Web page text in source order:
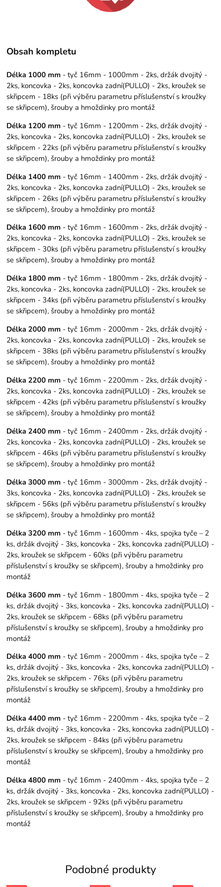
Obsah kompletu
Délka 1000 mm - tyč 16mm - 1000mm - 2ks, držák dvojitý -
2ks, koncovka - 2ks, koncovka zadní(PULLO) - 2ks, kroužek se
skřipcem - 18ks (při výběru parametru příslušenství s kroužky
se skřipcem), šrouby a hmoždinky pro montáž
Délka 1200 mm - tyč 16mm - 1200mm - 2ks, držák dvojitý -
2ks, koncovka - 2ks, koncovka zadní(PULLO) - 2ks, kroužek se
skřipcem - 22ks (při výběru parametru příslušenství s kroužky
se skřipcem), šrouby a hmoždinky pro montáž
Délka 1400 mm - tyč 16mm - 1400mm - 2ks, držák dvojitý -
2ks, koncovka - 2ks, koncovka zadní(PULLO) - 2ks, kroužek se
skřipcem - 26ks (při výběru parametru příslušenství s kroužky
se skřipcem), šrouby a hmoždinky pro montáž
Délka 1600 mm - tyč 16mm - 1600mm - 2ks, držák dvojitý -
2ks, koncovka - 2ks, koncovka zadní(PULLO) - 2ks, kroužek se
skřipcem - 30ks (při výběru parametru příslušenství s kroužky
se skřipcem), šrouby a hmoždinky pro montáž
Délka 1800 mm - tyč 16mm - 1800mm - 2ks, držák dvojitý -
2ks, koncovka - 2ks, koncovka zadní(PULLO) - 2ks, kroužek se
skřipcem - 34ks (při výběru parametru příslušenství s kroužky
se skřipcem), šrouby a hmoždinky pro montáž
Délka 2000 mm - tyč 16mm - 2000mm - 2ks, držák dvojitý -
2ks, koncovka - 2ks, koncovka zadní(PULLO) - 2ks, kroužek se
skřipcem - 38ks (při výběru parametru příslušenství s kroužky
se skřipcem), šrouby a hmoždinky pro montáž
Délka 2200 mm - tyč 16mm - 2200mm - 2ks, držák dvojitý -
2ks, koncovka - 2ks, koncovka zadní(PULLO) - 2ks, kroužek se
skřipcem - 42ks (při výběru parametru příslušenství s kroužky
se skřipcem), šrouby a hmoždinky pro montáž
Délka 2400 mm - tyč 16mm - 2400mm - 2ks, držák dvojitý -
2ks, koncovka - 2ks, koncovka zadní(PULLO) - 2ks, kroužek se
skřipcem - 46ks (při výběru parametru příslušenství s kroužky
se skřipcem), šrouby a hmoždinky pro montáž
Délka 3000 mm - tyč 16mm - 3000mm - 2ks, držák dvojitý -
3ks, koncovka - 2ks, koncovka zadní(PULLO) - 2ks, kroužek se
skřipcem - 56ks (při výběru parametru příslušenství s kroužky
se skřipcem), šrouby a hmoždinky pro montáž
Délka 3200 mm - tyč 16mm - 1600mm - 4ks, spojka tyče – 2
ks, držák dvojitý - 3ks, koncovka - 2ks, koncovka zadní(PULLO) -
2ks, kroužek se skřipcem - 60ks (při výběru parametru
příslušenství s kroužky se skřipcem), šrouby a hmoždinky pro
montáž
Délka 3600 mm - tyč 16mm - 1800mm - 4ks, spojka tyče – 2
ks, držák dvojitý - 3ks, koncovka - 2ks, koncovka zadní(PULLO) -
2ks, kroužek se skřipcem - 68ks (při výběru parametru
příslušenství s kroužky se skřipcem), šrouby a hmoždinky pro
montáž
Délka 4000 mm - tyč 16mm - 2000mm - 4ks, spojka tyče – 2
ks, držák dvojitý - 3ks, koncovka - 2ks, koncovka zadní(PULLO) -
2ks, kroužek se skřipcem - 76ks (při výběru parametru
příslušenství s kroužky se skřipcem), šrouby a hmoždinky pro
montáž
Délka 4400 mm - tyč 16mm - 2200mm - 4ks, spojka tyče – 2
ks, držák dvojitý - 3ks, koncovka - 2ks, koncovka zadní(PULLO) -
2ks, kroužek se skřipcem - 84ks (při výběru parametru
příslušenství s kroužky se skřipcem), šrouby a hmoždinky pro
montáž
Délka 4800 mm - tyč 16mm - 2400mm - 4ks, spojka tyče – 2
ks, držák dvojitý - 3ks, koncovka - 2ks, koncovka zadní(PULLO) -
2ks, kroužek se skřipcem - 92ks (při výběru parametru
příslušenství s kroužky se skřipcem), šrouby a hmoždinky pro
montáž
Podobné produkty